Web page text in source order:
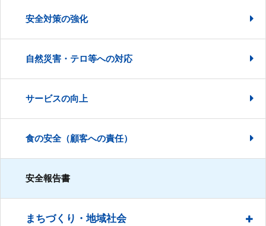
安全対策の強化
自然災害・テロ等への対応
サービスの向上
食の安全（顧客への責任）
安全報告書
まちづくり・地域社会